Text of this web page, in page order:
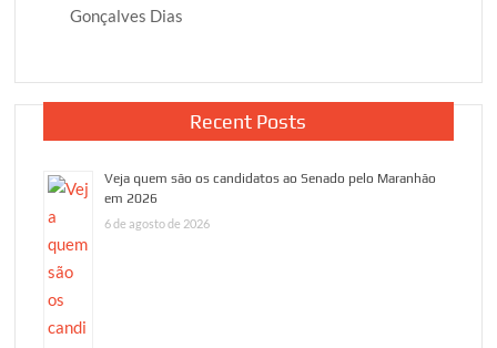
Gonçalves Dias
Recent Posts
Veja quem são os candidatos ao Senado pelo Maranhão
em 2026
6 de agosto de 2026